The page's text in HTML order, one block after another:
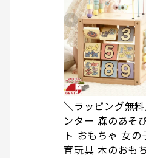
＼ラッピング無
ンター 森のあそ
ト おもちゃ 女の
育玩具 木のおも